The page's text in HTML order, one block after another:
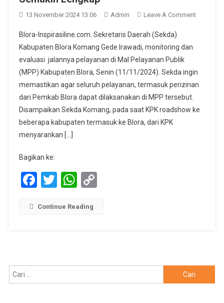
13 November 2024 13:06 Admin Leave A CommentOn
Blora
Semakin
Blora-Inspirasiline.com. Sekretaris Daerah (Sekda)
Kabupaten Blora Komang Gede Irawadi, monitoring dan
evaluasi jalannya pelayanan di Mal Pelayanan Publik
(MPP) Kabupaten Blora, Senin (11/11/2024). Sekda ingin
memastikan agar seluruh pelayanan, termasuk perizinan
dari Pemkab Blora dapat dilaksanakan di MPP tersebut.
Disampaikan Sekda Komang, pada saat KPK roadshow ke
beberapa kabupaten termasuk ke Blora, dari KPK
menyarankan […]
Bagikan ke:
Facebook
TwitterWhatsApp
Copy
Continue Reading
untuk: